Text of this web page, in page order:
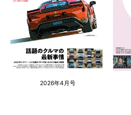
2026年4月号